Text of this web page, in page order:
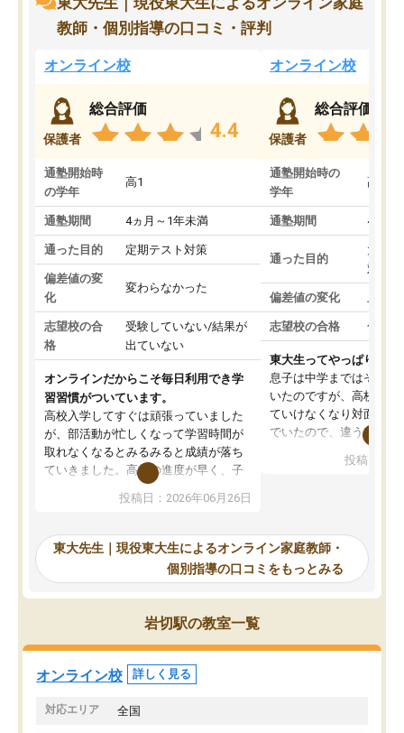
教師・個別指導の口コミ・評判
オンライン校
保護者
総合評価
4.4
通塾開始時
の学年
高1
通塾期間 4ヵ月～1年未満
通った目的 定期テスト対策
偏差値の変
化
変わらなかった
志望校の合
格
受験していない/結果が
出ていない
オンラインだからこそ毎日利用でき学
習習慣がついています。
高校入学してすぐは頑張っていました
が、部活動が忙しくなって学習時間が
取れなくなるとみるみると成績が落ち
ていきました。高校の進度が早く、子
供も家に帰って勉強の話すると嫌な反
応を示します。東大先生にお願いして
れるので、親としても安心です。毎日
使える自習室とかもあり、わからない
ところがあれば先生が回答してくれる
のも重宝しています。
投稿日：2026年06月26日
オンライン校
保護者
総合評価
通塾開始時の
学年
高3
通塾期間 4ヵ月
通った目的
大学
対策
偏差値の変化 上が
志望校の合格 合格
東大生ってやっぱりすご
息子は中学まではそこそ
いたのですが、高校に入
ていけなくなり対面の塾
でいたので、違うアプロ
で、当初は模試でD判定
自習室が毎日使えていつ
るのが心強かったよう
謝です。
投稿日：
東大先生｜現役東大生によるオンライン家庭教師・
個別指導の口コミをもっとみる
岩切駅の教室一覧
オンライン校 詳しく見る
対応エリア 全国